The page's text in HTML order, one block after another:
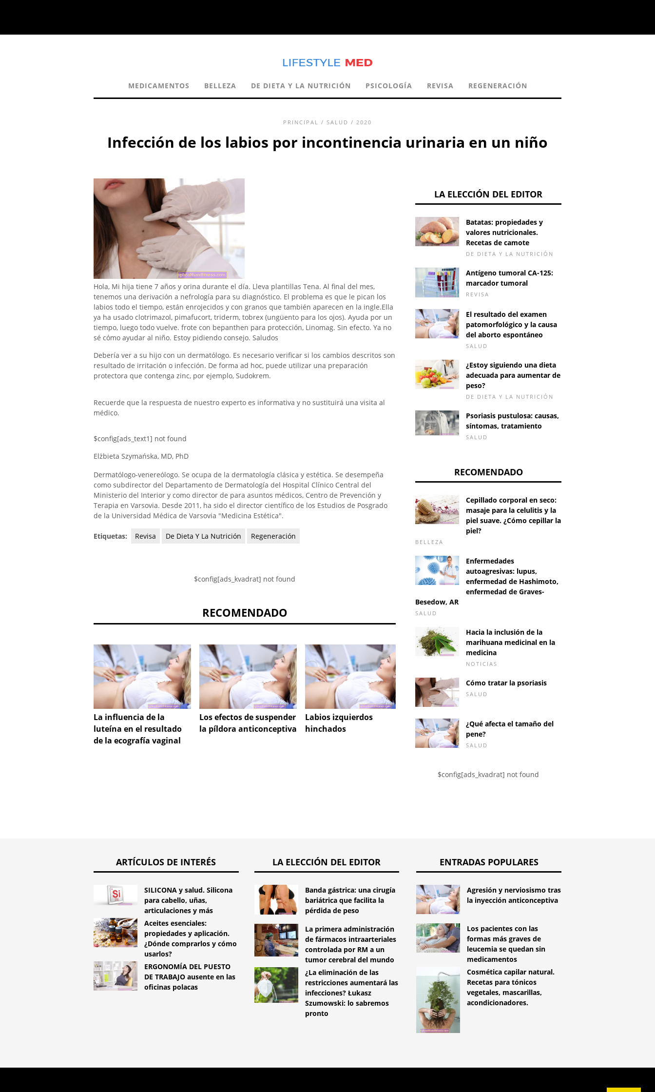
MEDICAMENTOS BELLEZA DE DIETA Y LA NUTRICIÓN PSICOLOGÍA REVISA REGENERACIÓN
PRINCIPAL / SALUD / 2020
Infección de los labios por incontinencia urinaria en un niño
Hola, Mi hija tiene 7 años y orina durante el día. Lleva plantillas Tena. Al final del mes,
tenemos una derivación a nefrología para su diagnóstico. El problema es que le pican los
labios todo el tiempo, están enrojecidos y con granos que también aparecen en la ingle.Ella
ya ha usado clotrimazol, pimafucort, triderm, tobrex (ungüento para los ojos). Ayuda por un
tiempo, luego todo vuelve. frote con bepanthen para protección, Linomag. Sin efecto. Ya no
sé cómo ayudar al niño. Estoy pidiendo consejo. Saludos
Debería ver a su hijo con un dermatólogo. Es necesario verificar si los cambios descritos son
resultado de irritación o infección. De forma ad hoc, puede utilizar una preparación
protectora que contenga zinc, por ejemplo, Sudokrem.
Recuerde que la respuesta de nuestro experto es informativa y no sustituirá una visita al
médico.
$config[ads_text1] not found
Elżbieta Szymańska, MD, PhD
Dermatólogo-venereólogo. Se ocupa de la dermatología clásica y estética. Se desempeña
como subdirector del Departamento de Dermatología del Hospital Clínico Central del
Ministerio del Interior y como director de para asuntos médicos, Centro de Prevención y
Terapia en Varsovia. Desde 2011, ha sido el director científico de los Estudios de Posgrado
de la Universidad Médica de Varsovia "Medicina Estética".
Etiquetas: Revisa De Dieta Y La Nutrición Regeneración
$config[ads_kvadrat] not found
RECOMENDADO
La influencia de la
luteína en el resultado
de la ecografía vaginal
Los efectos de suspender
la píldora anticonceptiva
Labios izquierdos
hinchados
Hipermetropía en un
niño
arterial alta causar
LA ELECCIÓN DEL EDITOR
Batatas: propiedades y
valores nutricionales.
Recetas de camote
DE DIETA Y LA NUTRICIÓN
Antígeno tumoral CA-125:
marcador tumoral
REVISA
El resultado del examen
patomorfológico y la causa
del aborto espontáneo
SALUD
¿Estoy siguiendo una dieta
adecuada para aumentar de
peso?
DE DIETA Y LA NUTRICIÓN
Psoriasis pustulosa: causas,
síntomas, tratamiento
SALUD
RECOMENDADO
Cepillado corporal en seco:
masaje para la celulitis y la
piel suave. ¿Cómo cepillar la
piel?
BELLEZA
Enfermedades
autoagresivas: lupus,
enfermedad de Hashimoto,
enfermedad de Graves-
Besedow, AR
SALUD
Hacia la inclusión de la
marihuana medicinal en la
medicina
NOTICIAS
Cómo tratar la psoriasis
SALUD
¿Qué afecta el tamaño del
pene?
SALUD
$config[ads_kvadrat] not found
ARTÍCULOS DE INTERÉS
SILICONA y salud. Silicona
para cabello, uñas,
articulaciones y más
Aceites esenciales:
propiedades y aplicación.
¿Dónde comprarlos y cómo
usarlos?
ERGONOMÍA DEL PUESTO
DE TRABAJO ausente en las
oficinas polacas
LA ELECCIÓN DEL EDITOR
Banda gástrica: una cirugía
bariátrica que facilita la
pérdida de peso
La primera administración
de fármacos intraarteriales
controlada por RM a un
tumor cerebral del mundo
¿La eliminación de las
restricciones aumentará las
infecciones? Łukasz
Szumowski: lo sabremos
pronto
ENTRADAS POPULARES
Agresión y nerviosismo tras
la inyección anticonceptiva
Los pacientes con las
formas más graves de
leucemia se quedan sin
medicamentos
Cosmética capilar natural.
Recetas para tónicos
vegetales, mascarillas,
acondicionadores.